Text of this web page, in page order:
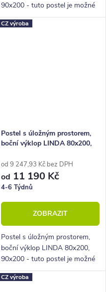
90x200 - tuto postel je možné
umístit do jakékoli pokoje.
CZ výroba
Postel s úložným prostorem,
boční výklop LINDA 80x200,
od 9 247,93 Kč bez DPH
od 11 190 Kč
4-6 Týdnů
ZOBRAZIT
Postel s úložným prostorem,
boční výklop LINDA 80x200,
90x200 - tuto postel je možné
umístit do jakékoli pokoje.
CZ výroba